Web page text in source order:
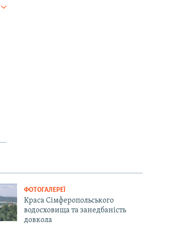
ФОТОГАЛЕРЕЇ
Краса Сімферопольського
водосховища та занедбаність
довкола